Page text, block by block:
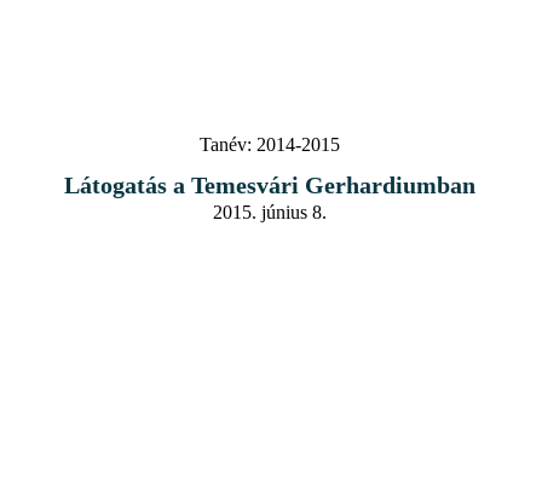
Tanév: 2014-2015
Látogatás a Temesvári Gerhardiumban
2015. június 8.